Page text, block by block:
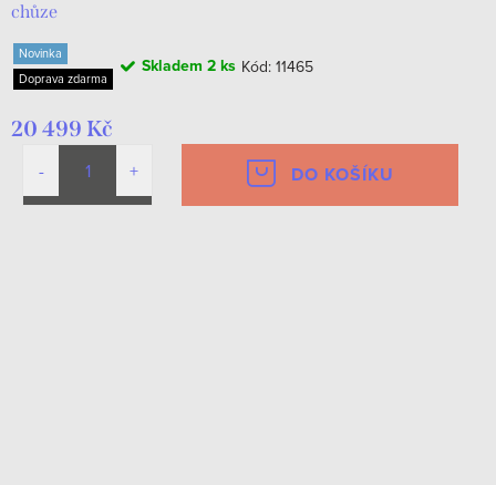
chůze
Novinka
Doprava zdarma
Skladem 2 ks Kód: 11465
20 499 Kč
DO KOŠÍKU